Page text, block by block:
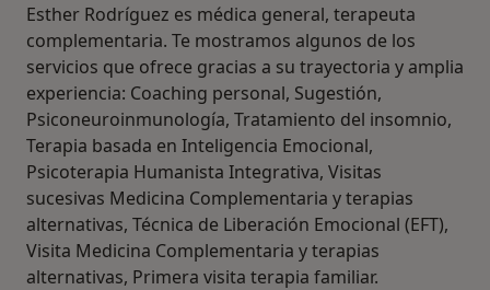
Esther Rodríguez es médica general, terapeuta
complementaria. Te mostramos algunos de los
servicios que ofrece gracias a su trayectoria y amplia
experiencia: Coaching personal, Sugestión,
Psiconeuroinmunología, Tratamiento del insomnio,
Terapia basada en Inteligencia Emocional,
Psicoterapia Humanista Integrativa, Visitas
sucesivas Medicina Complementaria y terapias
alternativas, Técnica de Liberación Emocional (EFT),
Visita Medicina Complementaria y terapias
alternativas, Primera visita terapia familiar.